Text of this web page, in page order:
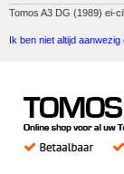
Tomos A3 DG (1989) ei-
Ik ben niet altijd